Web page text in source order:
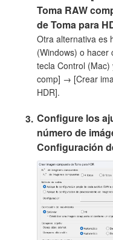
Toma RAW
de Toma para
Otra alternativa es
(Windows) o hacer
tecla Control (Mac)
comp] → [Crear
HDR].
Configure los
número de
Configuración